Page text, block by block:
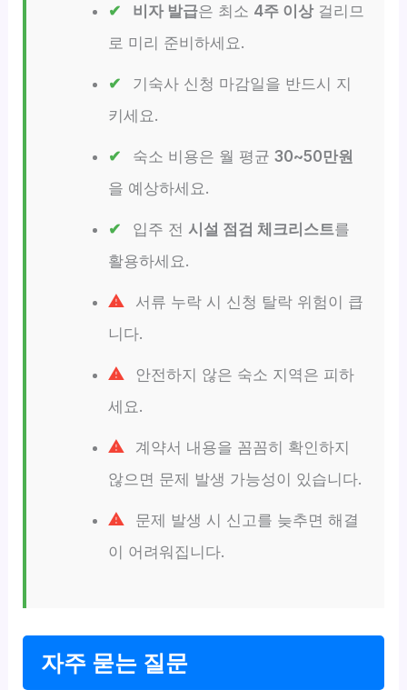
비자 발급은 최소 4주 이상걸리므
로 미리 준비하세요.
기숙사 신청 마감일을 반드시 지
키세요.
숙소 비용은 월 평균 30~50만원
을 예상하세요.
입주 전 시설 점검 체크리스트를
활용하세요.
서류 누락 시 신청 탈락 위험이 큽
니다.
안전하지 않은 숙소 지역은 피하
세요.
계약서 내용을 꼼꼼히 확인하지
않으면 문제 발생 가능성이 있습니다.
문제 발생 시 신고를 늦추면 해결
이 어려워집니다.
자주 묻는 질문